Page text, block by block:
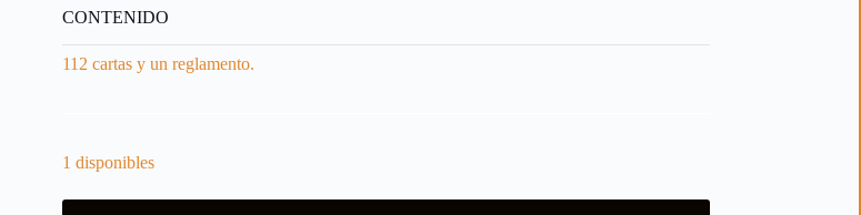
CONTENIDO
112 cartas y un reglamento.
1 disponibles